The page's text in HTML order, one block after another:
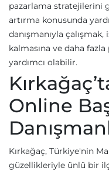
pazarlama stratejilerini
artırma konusunda
danışmanıyla
kalmasına ve daha
yardımcı olabilir.
Online
Kırkağaç, Türkiye'nin
güzellikleriyle ünlü bir